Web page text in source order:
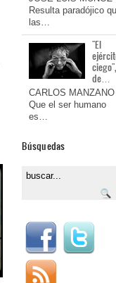
Resulta paradójico
las…
"El
de…
CARLOS MANZANO
Que el ser humano
es…
Búsquedas